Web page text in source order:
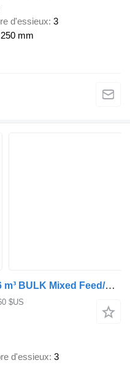
d'essieux 3
250 mm
Lambrecht Bulkoplegger 51.6 m³ BULK Mixed Feed/Futter - Lift Axle - Steeri
$US
d'essieux 3